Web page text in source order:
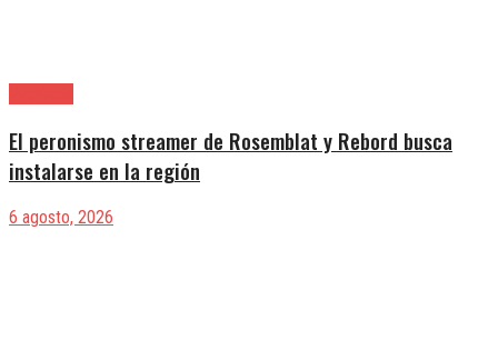
El peronismo streamer de Rosemblat y Rebord busca
instalarse en la región
6 agosto, 2026